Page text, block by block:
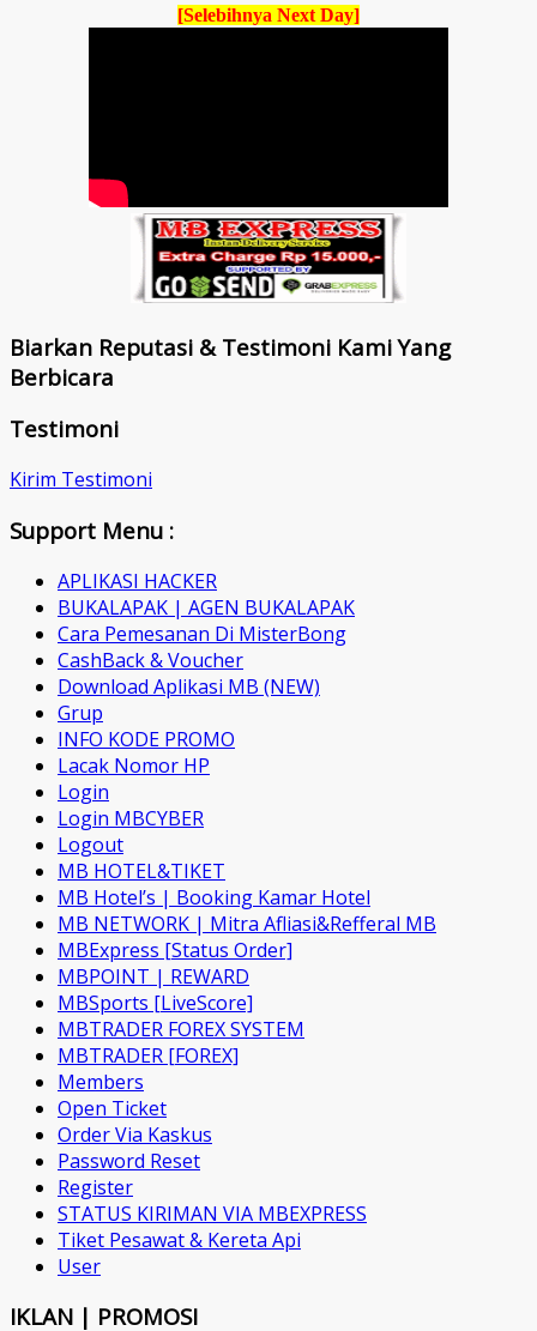
[Selebihnya Next Day]
Biarkan Reputasi & Testimoni Kami Yang
Berbicara
Testimoni
Kirim Testimoni
Support Menu :
APLIKASI HACKER
BUKALAPAK | AGEN BUKALAPAK
Cara Pemesanan Di MisterBong
CashBack & Voucher
Download Aplikasi MB (NEW)
Grup
INFO KODE PROMO
Lacak Nomor HP
Login
Login MBCYBER
Logout
MB HOTEL&TIKET
MB Hotel’s | Booking Kamar Hotel
MB NETWORK | Mitra Afliasi&Refferal MB
MBExpress [Status Order]
MBPOINT | REWARD
MBSports [LiveScore]
MBTRADER FOREX SYSTEM
MBTRADER [FOREX]
Members
Open Ticket
Order Via Kaskus
Password Reset
Register
STATUS KIRIMAN VIA MBEXPRESS
Tiket Pesawat & Kereta Api
User
IKLAN | PROMOSI